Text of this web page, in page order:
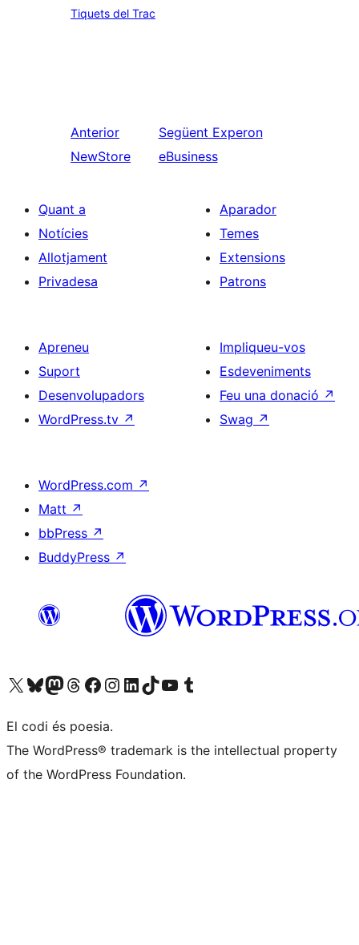
Tiquets del Trac
Anterior
NewStore
Següent Experon
eBusiness
Quant a
Notícies
Allotjament
Privadesa
Aparador
Temes
Extensions
Patrons
Apreneu
Suport
Desenvolupadors
WordPress.tv ↗
Impliqueu-vos
Esdeveniments
Feu una donació ↗
Swag ↗
WordPress.com ↗
Matt ↗
bbPress ↗
BuddyPress ↗
Visiteu el nostre compte X (abans Twitter)
Visiteu el nostre compte de Bluesky
Visiteu el nostre compte al Mastodon
Visiteu el nostre compte de Threads
Visiteu la nostra pàgina al Facebook
Visiteu el nostre compte d'Instagram
Visiteu el nostre compte de LinkedIn
Visiteu el nostre compte de TikTok
Visiteu el nostre canal al YouTube
Visiteu el nostre compte de Tumblr
El codi és poesia.
The WordPress® trademark is the intellectual property
of the WordPress Foundation.